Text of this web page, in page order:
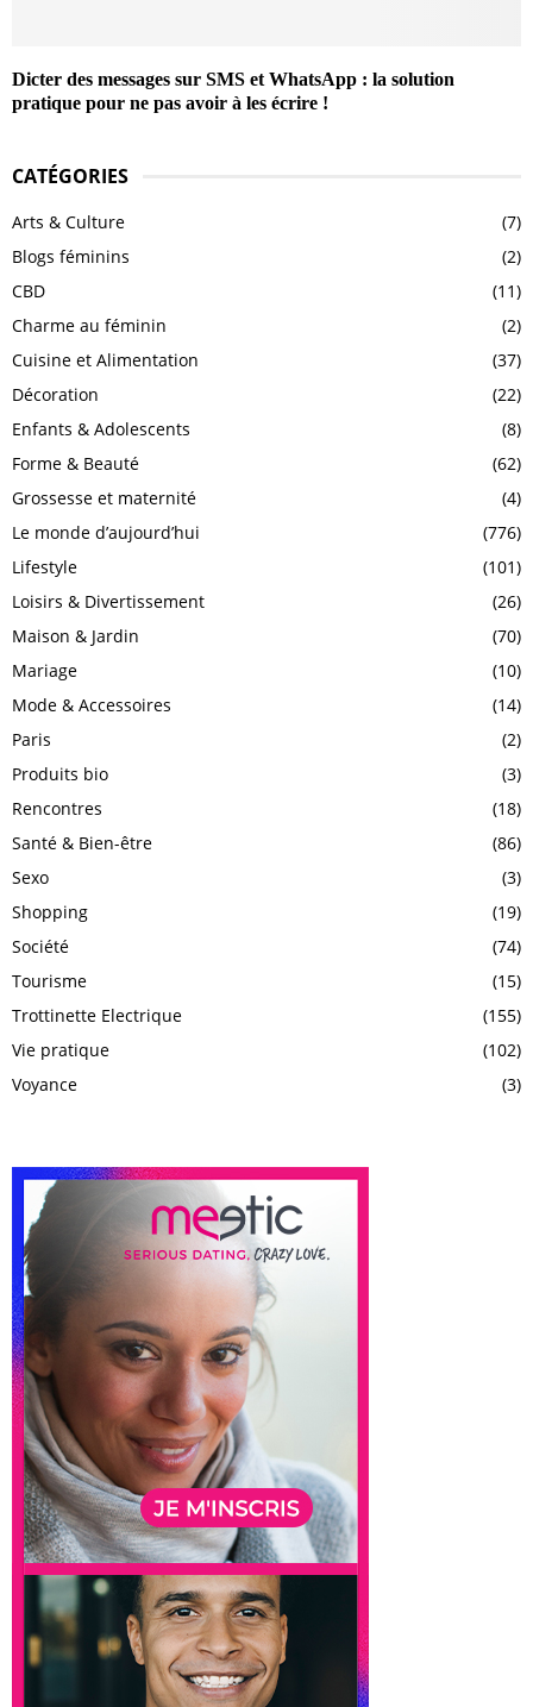
Dicter des messages sur SMS et WhatsApp : la solution
pratique pour ne pas avoir à les écrire !
CATÉGORIES
Arts & Culture
(7)
Blogs féminins
(2)
CBD
(11)
Charme au féminin
(2)
Cuisine et Alimentation
(37)
Décoration
(22)
Enfants & Adolescents
(8)
Forme & Beauté
(62)
Grossesse et maternité
(4)
Le monde d’aujourd’hui
(776)
Lifestyle
(101)
Loisirs & Divertissement
(26)
Maison & Jardin
(70)
Mariage
(10)
Mode & Accessoires
(14)
Paris
(2)
Produits bio
(3)
Rencontres
(18)
Santé & Bien-être
(86)
Sexo
(3)
Shopping
(19)
Société
(74)
Tourisme
(15)
Trottinette Electrique
(155)
Vie pratique
(102)
Voyance
(3)